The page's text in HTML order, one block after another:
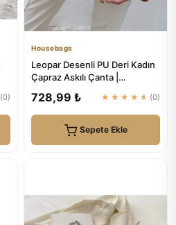
(0)
Housebags
Leopar Desenli PU Deri Kadın
Çapraz Askılı Çanta |
728,99 ₺ ★★★★★ (0)
Sepete Ekle